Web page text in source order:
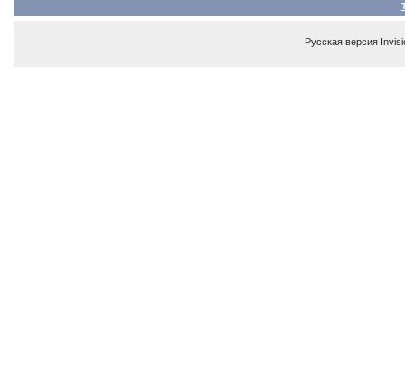
Русская версия